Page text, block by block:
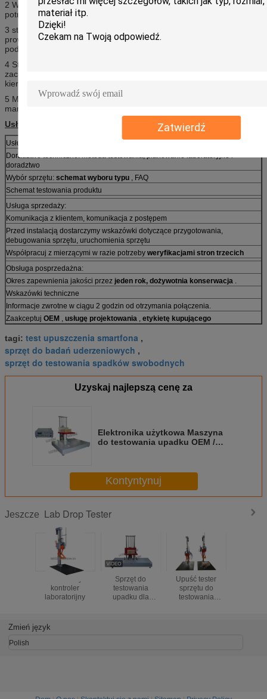
Zatwierdź
2 Wysokość podnoszenia może być dowolnie dostosowywana do
potrzeb różnych użytkowników;
3 stanowisko zerowe swobodnie opadające przyjmuje urządzenie
prowadzące z dwoma szynami dla stabilnej i niezawodnej operacji
podnoszenia;
4 Stojak testowy swobodnie opadający może uzyskać testy upadku
zaciśnięcia dla powierzchni, krawędzi i narożników próbki w różnych
kierunkach;
5 Maszyna musi być umieszczona tylko na płaskiej powierzchni z
marmuru lub betonu, do montażu, bez specjalnego fundamentu.
Usługa Labtone
Usługa przedsprzedażna:
Doradztwo techniczne: metoda testowania, planowanie laboratoryjne i
doradztwo
Wybór sprzętu: schemat wyboru typu , FAQ
Schemat testowania produktu
Usługa sprzedaży:
Komunikacja z klientem, komunikacja z postępem
Przed instalacją dostarczymy wskazówki dotyczące przygotowania,
debugowania sprzętu, uruchomienia sprzętu
Współpracuj z mierzącymi w razie potrzeby weryfikacjami stron trzecich
Obsługa posprzedażna:
Okres zapewnienia jakości przez jeden rok, dożywotnia konserwacja .
Wskazówki techniczne
Informacje zwrotne w ciągu 2 godzin od otrzymania połączenia.
Zaakceptuj OEM , usługę projektowania , etykietę kupującego
tagi: test upuszczenia smartfona ,
sprzęt do badań uderzeniowych ,
sprzęt do testowania spadków swobodnych
Uzyskaj najlepszą cenę za
Elektronika użytkowa Maszyna
do testowania upadku OEM /
Kontyntynuj
Jeszcze Lab Drop Tester
kontroler
laboratorijny
Sprzęt do
testowania
upadku dla
Upuść tester
sprzętu do
testowania
Zmień język
Polish